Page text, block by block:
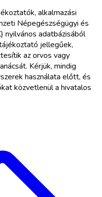
alkalmazási
Népegészségügyi és
nyilvános adatbázisából
jellegűek,
az orvos vagy
Kérjük, mindig
használata előtt, és
közvetlenül a hivatalos